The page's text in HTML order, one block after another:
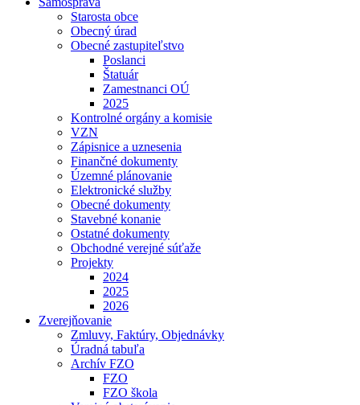
Starosta obce
Obecný úrad
Obecné zastupiteľstvo
Poslanci
Štatuár
Zamestnanci OÚ
2025
Kontrolné orgány a komisie
VZN
Zápisnice a uznesenia
Finančné dokumenty
Územné plánovanie
Elektronické služby
Obecné dokumenty
Stavebné konanie
Ostatné dokumenty
Obchodné verejné súťaže
Projekty
2024
2025
2026
Zverejňovanie
Zmluvy, Faktúry, Objednávky
Úradná tabuľa
Archív FZO
FZO
FZO škola